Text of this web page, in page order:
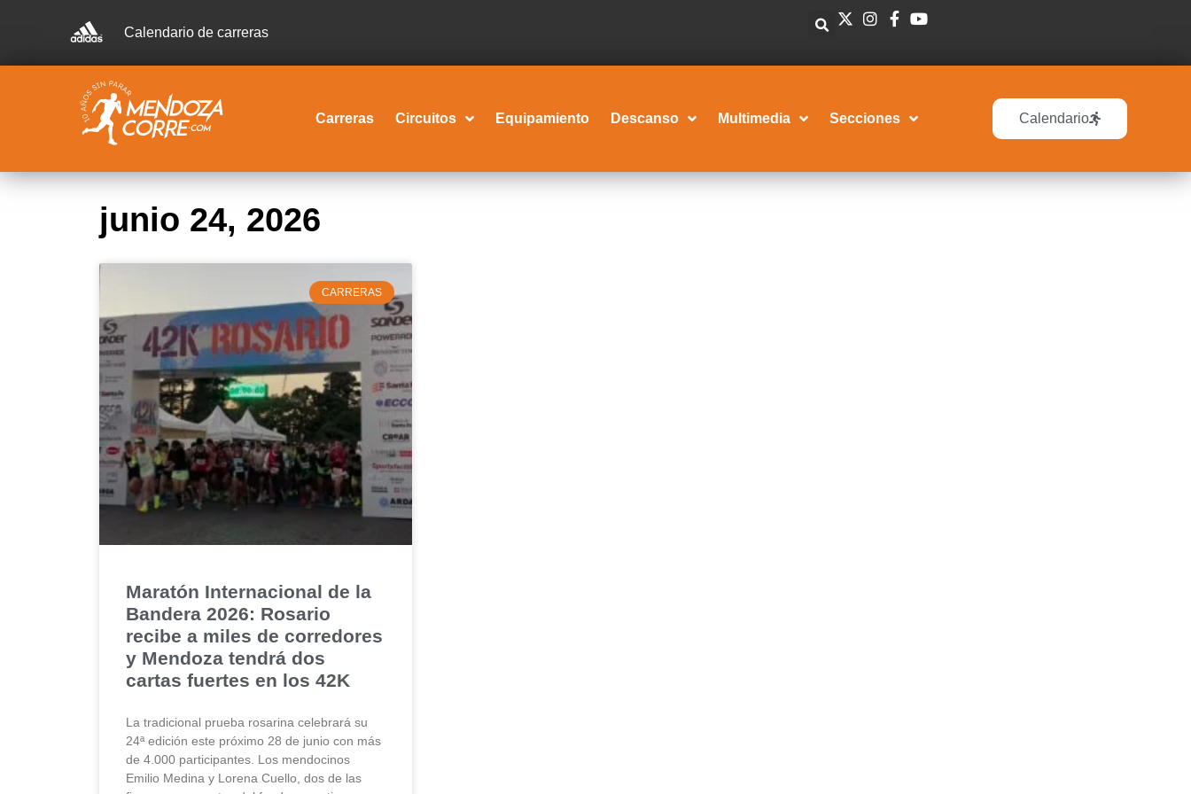
Calendario de carreras
Carreras Circuitos Equipamiento Descanso Multimedia Secciones Calendario
junio 24, 2026
CARRERAS
Maratón Internacional de la
Bandera 2026: Rosario
recibe a miles de corredores
y Mendoza tendrá dos
cartas fuertes en los 42K
La tradicional prueba rosarina celebrará su
24ª edición este próximo 28 de junio con más
de 4.000 participantes. Los mendocinos
Emilio Medina y Lorena Cuello, dos de las